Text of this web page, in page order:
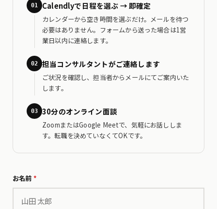
01 Calendlyで日程を選ぶ → 即確定
カレンダーから空き時間を選ぶだけ。メールを待つ
必要はありません。フォームから送った場合は1営
業日以内に連絡します。
02 担当コンサルタントがご連絡します
ご状況を確認し、担当者からメールにてご案内いた
します。
03 30分のオンライン面談
ZoomまたはGoogle Meetで、気軽にお話ししま
す。転職を決めていなくてOKです。
お名前 *